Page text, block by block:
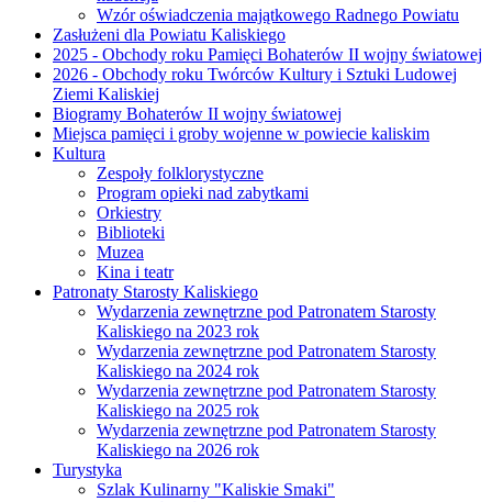
Wzór oświadczenia majątkowego Radnego Powiatu
Zasłużeni dla Powiatu Kaliskiego
2025 - Obchody roku Pamięci Bohaterów II wojny światowej
2026 - Obchody roku Twórców Kultury i Sztuki Ludowej
Ziemi Kaliskiej
Biogramy Bohaterów II wojny światowej
Miejsca pamięci i groby wojenne w powiecie kaliskim
Kultura
Zespoły folklorystyczne
Program opieki nad zabytkami
Orkiestry
Biblioteki
Muzea
Kina i teatr
Patronaty Starosty Kaliskiego
Wydarzenia zewnętrzne pod Patronatem Starosty
Kaliskiego na 2023 rok
Wydarzenia zewnętrzne pod Patronatem Starosty
Kaliskiego na 2024 rok
Wydarzenia zewnętrzne pod Patronatem Starosty
Kaliskiego na 2025 rok
Wydarzenia zewnętrzne pod Patronatem Starosty
Kaliskiego na 2026 rok
Turystyka
Szlak Kulinarny "Kaliskie Smaki"